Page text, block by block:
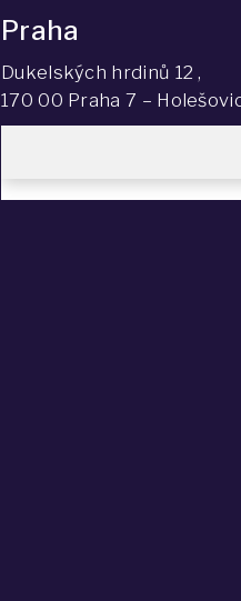
Praha
Dukelských hrdinů 12 ,
170 00 Praha 7 –